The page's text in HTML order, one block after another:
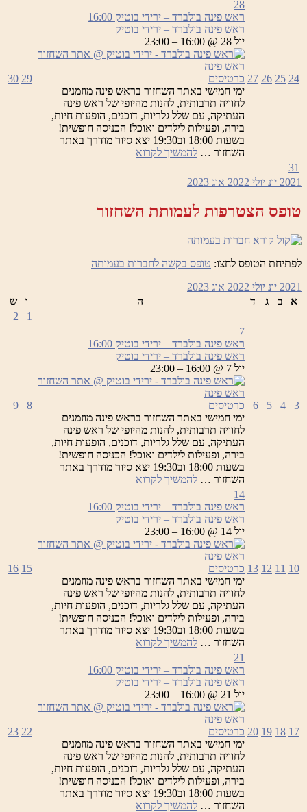
בולברד
–
ירידי
בוטיק
24
25
26
27
28
ראש פינה בולברד – ירידי בוטיק 16:00
ראש פינה בולברד – ירידי בוטיק
יול 28 @ 16:00 – 23:00
כרטיסים
ימי חמישי באתר השחזור בראש פינה מוזמנים
לחוויה תרבותית, להנות מהיופי של ראש פינה
העתיקה, עם שלל גלריות, דוכנים, הופעות חיות,
בירה, ופעילות לילדים ואוכל! הכניסה חופשית!
בשעות 18:00 וב19:30 יצא סיור מודרך באתר
השחזור … להמשיך לקרוא
בוטיק
29
30
31
2021 יונ יולי 2022 אוג 2023
טופס הצטרפות לעמותת השחזור
לפתיחת הטופס לחצו: טופס בקשה לחברות בעמותה
2021 יונ יולי 2022 אוג 2023
א
ב ג ד ה ו
ש
1
2
3
4
5
6
7
ראש פינה בולברד – ירידי בוטיק 16:00
ראש פינה בולברד – ירידי בוטיק
יול 7 @ 16:00 – 23:00
כרטיסים
ימי חמישי באתר השחזור בראש פינה מוזמנים
לחוויה תרבותית, להנות מהיופי של ראש פינה
העתיקה, עם שלל גלריות, דוכנים, הופעות חיות,
בירה, ופעילות לילדים ואוכל! הכניסה חופשית!
בשעות 18:00 וב19:30 יצא סיור מודרך באתר
השחזור … להמשיך לקרוא
בולברד
–
ירידי
בוטיק
8
9
10
11
12
13
14
ראש פינה בולברד – ירידי בוטיק 16:00
ראש פינה בולברד – ירידי בוטיק
יול 14 @ 16:00 – 23:00
כרטיסים
ימי חמישי באתר השחזור בראש פינה מוזמנים
לחוויה תרבותית, להנות מהיופי של ראש פינה
העתיקה, עם שלל גלריות, דוכנים, הופעות חיות,
בירה, ופעילות לילדים ואוכל! הכניסה חופשית!
בשעות 18:00 וב19:30 יצא סיור מודרך באתר
השחזור … להמשיך לקרוא
בולברד
–
ירידי
בוטיק
15
16
17
18
19
20
21
ראש פינה בולברד – ירידי בוטיק 16:00
ראש פינה בולברד – ירידי בוטיק
יול 21 @ 16:00 – 23:00
כרטיסים
ימי חמישי באתר השחזור בראש פינה מוזמנים
לחוויה תרבותית, להנות מהיופי של ראש פינה
העתיקה, עם שלל גלריות, דוכנים, הופעות חיות,
בירה, ופעילות לילדים ואוכל! הכניסה חופשית!
בשעות 18:00 וב19:30 יצא סיור מודרך באתר
השחזור … להמשיך לקרוא
22
23